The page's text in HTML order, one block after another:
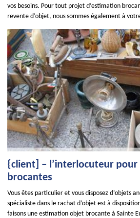
vos besoins. Pour tout projet d’estimation
revente d’objet, nous sommes également à
{client] – l’interlocuteur pour
brocantes
Vous êtes particulier et vous disposez d’objets
spécialiste dans le rachat d’objet est à
faisons une estimation objet brocante à Sainte